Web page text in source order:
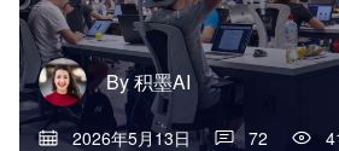
By积墨AI
2026年5月13日 72